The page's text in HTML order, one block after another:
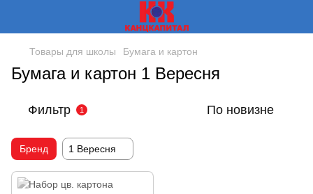
Товары для школы Бумага и картон
Бумага и картон 1 Вересня
Фильтр 1 По новизне
Бренд 1 Вересня